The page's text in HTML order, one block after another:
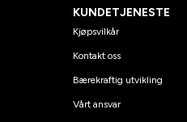
KUNDETJENESTE
Kjøpsvilkår
Kontakt oss
Bærekraftig utvikling
Vårt ansvar